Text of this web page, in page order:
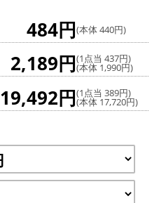
484円(本体 440円)
2,189円(1点当 437円)
(本体 1,990円)
19,492円(1点当 389円)
(本体 17,720円)